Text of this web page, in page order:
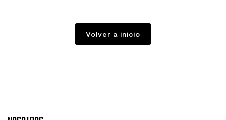
Volver a inicio